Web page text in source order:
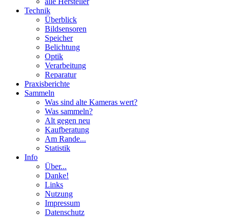
Technik
Überblick
Bildsensoren
Speicher
Belichtung
Optik
Verarbeitung
Reparatur
Praxisberichte
Sammeln
Was sind alte Kameras wert?
Was sammeln?
Alt gegen neu
Kaufberatung
Am Rande...
Statistik
Info
Über...
Danke!
Links
Nutzung
Impressum
Datenschutz